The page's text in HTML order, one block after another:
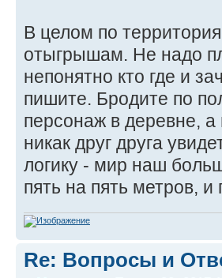
В целом по
отыгрышам. Не надо
непонятно кто где и
пишите. Бродите по
персонаж в деревне, а
никак друг друга
логику - мир наш
пять на пять метров,
Re: Вопросы и